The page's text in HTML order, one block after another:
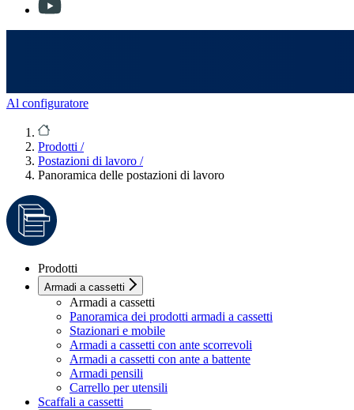
Al configuratore
Prodotti /
Postazioni di lavoro /
Panoramica delle postazioni di lavoro
Prodotti
Armadi a cassetti
Armadi a cassetti
Panoramica dei prodotti armadi a cassetti
Stazionari e mobile
Armadi a cassetti con ante scorrevoli
Armadi a cassetti con ante a battente
Armadi pensili
Carrello per utensili
Scaffali a cassetti